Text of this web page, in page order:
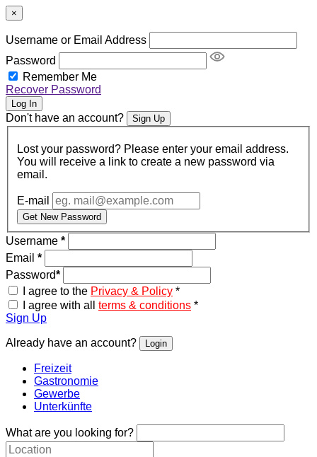
×
Username or Email Address
Password
Remember Me
Recover Password
Log In
Don't have an account? Sign Up
Lost your password? Please enter your email address.
You will receive a link to create a new password via
email.
E-mail
Get New Password
Username *
Email *
Password*
I agree to the Privacy & Policy *
I agree with all terms & conditions *
Sign Up
Already have an account? Login
Freizeit
Gastronomie
Gewerbe
Unterkünfte
What are you looking for?